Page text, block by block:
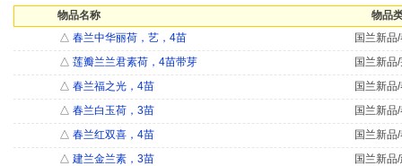
物品名称
物品
△ 春兰中华丽荷，艺，4苗
国兰新品
△ 莲瓣兰兰君素荷，4苗带芽
国兰新品
△ 春兰福之光，4苗
国兰新品
△ 春兰白玉荷，3苗
国兰新品
△ 春兰红双喜，4苗
国兰新品
△ 建兰金兰素，3苗
国兰新品